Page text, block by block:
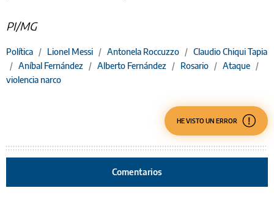
PI/MG
Política / Lionel Messi / Antonela Roccuzzo / Claudio Chiqui Tapia
/ Aníbal Fernández / Alberto Fernández / Rosario / Ataque /
violencia narco
HE VISTO UN ERROR
Comentarios